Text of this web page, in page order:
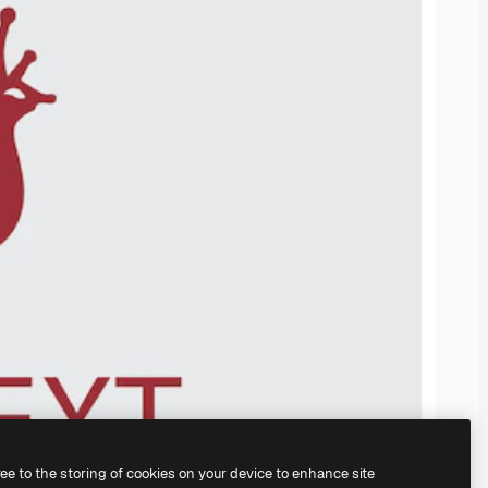
to the storing of cookies on your device to enhance site